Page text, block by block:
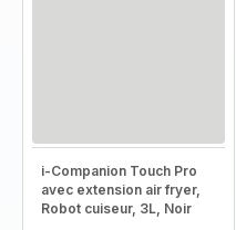
i-Companion Touch Pro
avec extension air fryer,
Robot cuiseur, 3L, Noir